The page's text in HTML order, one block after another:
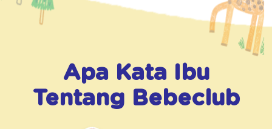
Apa Kata Ibu
Tentang Bebeclub